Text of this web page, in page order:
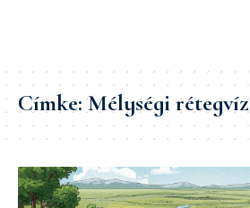
Címke:Mélységi rétegvíz